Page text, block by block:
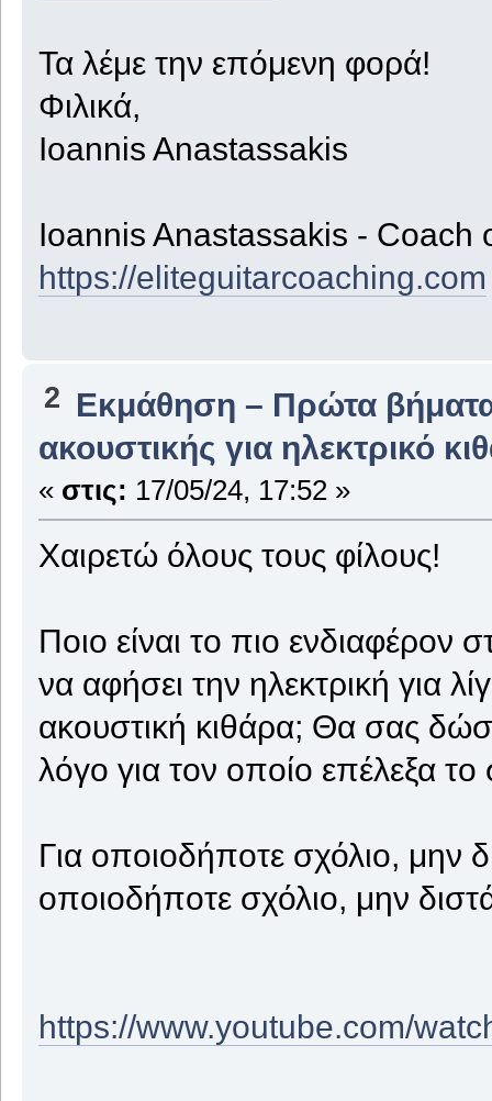
Τα λέμε την επόμενη φορά!
Φιλικά,
Ioannis Anastassakis
Ioannis Anastassakis - Coach
https://eliteguitarcoaching.com
2 Εκμάθηση – Πρώτα
ακουστικής για ηλεκτρικό
« στις: 17/05/24, 17:52 »
Χαιρετώ όλους τους φίλους!
Ποιο είναι το πιο ενδιαφέρον
να αφήσει την ηλεκτρική για
ακουστική κιθάρα; Θα σας
λόγο για τον οποίο επέλεξα το
Για οποιοδήποτε σχόλιο, μην
οποιοδήποτε σχόλιο, μην
https://www.youtube.com/